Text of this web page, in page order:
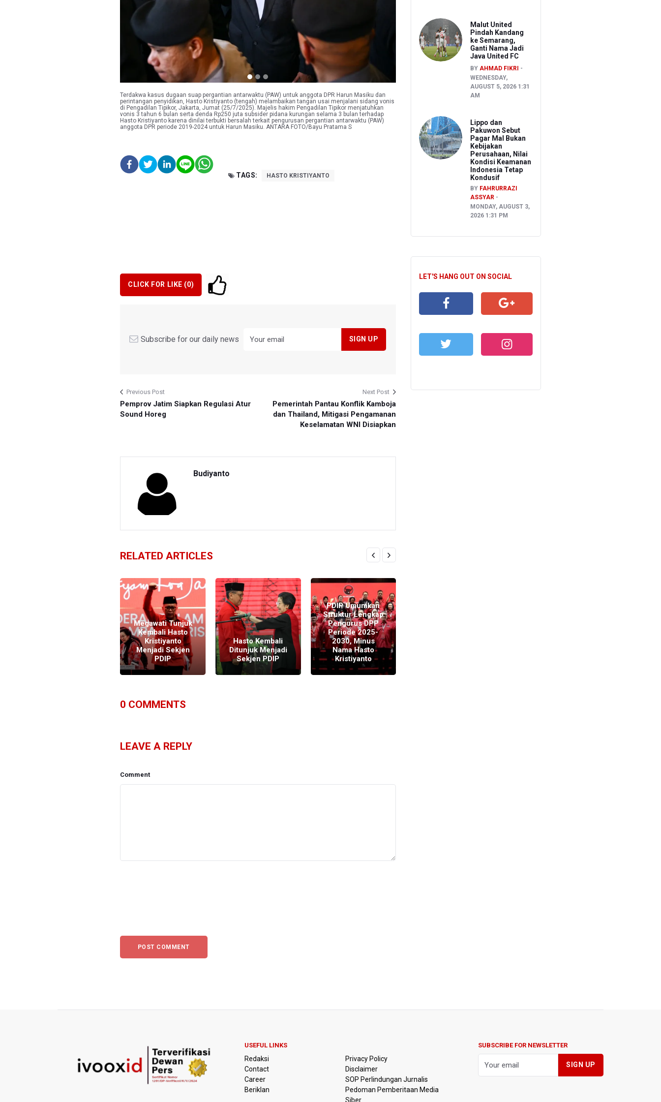
Terdakwa kasus dugaan suap pergantian antarwaktu (PAW) untuk anggota DPR Harun Masiku dan
perintangan penyidikan, Hasto Kristiyanto (tengah) melambaikan tangan usai menjalani sidang vonis
di Pengadilan Tipikor, Jakarta, Jumat (25/7/2025). Majelis hakim Pengadilan Tipikor menjatuhkan
vonis 3 tahun 6 bulan serta denda Rp250 juta subsider pidana kurungan selama 3 bulan terhadap
Hasto Kristiyanto karena dinilai terbukti bersalah terkait pengurusan pergantian antarwaktu (PAW)
anggota DPR periode 2019-2024 untuk Harun Masiku. ANTARA FOTO/Bayu Pratama S
TAGS: HASTO KRISTIYANTO
CLICK FOR LIKE (0)
Subscribe for our daily news
Previous Post
Pemprov Jatim Siapkan Regulasi Atur
Sound Horeg
Next Post
Pemerintah Pantau Konflik Kamboja
dan Thailand, Mitigasi Pengamanan
Keselamatan WNI Disiapkan
Budiyanto
RELATED ARTICLES
Megawati Tunjuk
Kembali Hasto
Kristiyanto
Menjadi Sekjen
PDIP
Hasto Kembali
Ditunjuk Menjadi
Sekjen PDIP
PDIP Umumkan
Struktur Lengkap
Pengurus DPP
Periode 2025-
2030, Minus
Nama Hasto
Kristiyanto
0 COMMENTS
LEAVE A REPLY
Comment
Malut United
Pindah Kandang
ke Semarang,
Ganti Nama Jadi
Java United FC
BY AHMAD FIKRI
WEDNESDAY,
AUGUST 5, 2026 1:31
AM
Lippo dan
Pakuwon Sebut
Pagar Mal Bukan
Kebijakan
Perusahaan, Nilai
Kondisi Keamanan
Indonesia Tetap
Kondusif
BY FAHRURRAZI
ASSYAR
MONDAY, AUGUST 3,
2026 1:31 PM
LET'S HANG OUT ON SOCIAL
USEFUL LINKS
Redaksi
Contact
Career
Beriklan
Privacy Policy
Disclaimer
SOP Perlindungan Jurnalis
Pedoman Pemberitaan Media
Siber
SUBSCRIBE FOR NEWSLETTER